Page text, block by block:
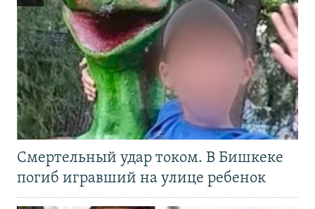
Смертельный удар током. В Бишкеке
погиб игравший на улице ребенок